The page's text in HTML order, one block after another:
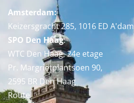
Amsterdam:
Keizersgracht 285, 1016 ED A'dam
SPO Den Haag:
WTC Den Haag, 24e etage
Pr. Margrietplantsoen 90,
2595 BR Den Haag
Route